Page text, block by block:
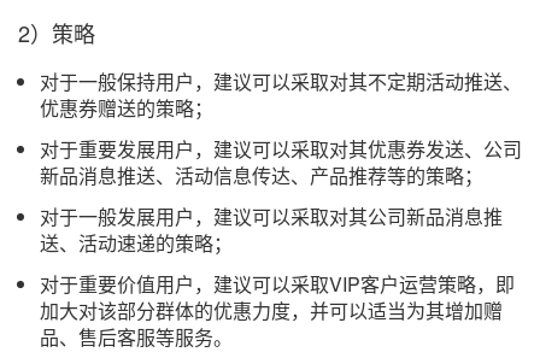
2）策略
对于一般保持用户，建议可以采取对其不定期活动推送、
优惠券赠送的策略；
对于重要发展用户，建议可以采取对其优惠券发送、公司
新品消息推送、活动信息传达、产品推荐等的策略；
对于一般发展用户，建议可以采取对其公司新品消息推
送、活动速递的策略；
对于重要价值用户，建议可以采取VIP客户运营策略，即
加大对该部分群体的优惠力度，并可以适当为其增加赠
品、售后客服等服务。